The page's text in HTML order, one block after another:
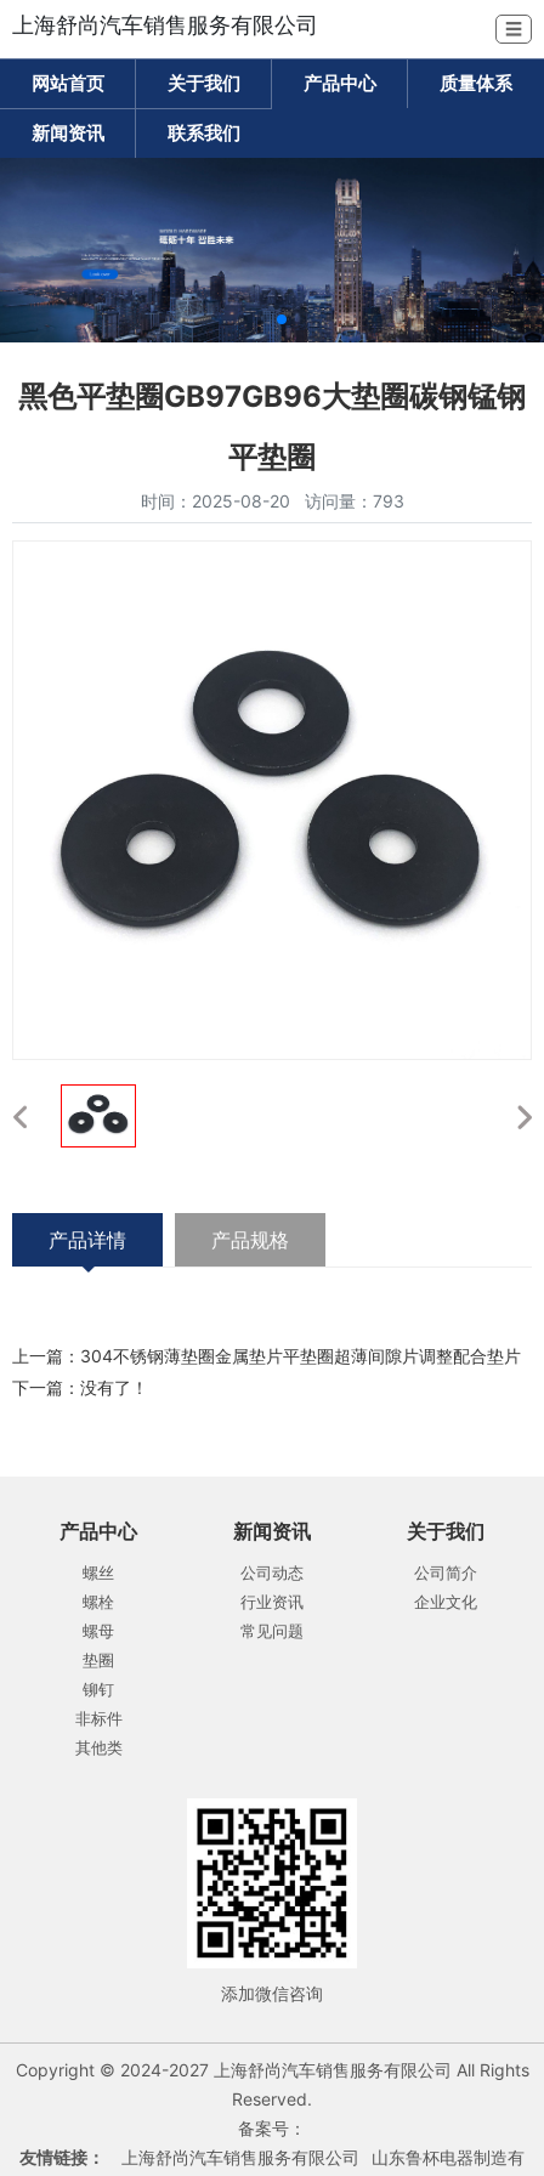
上海舒尚汽车销售服务有限公司 ☰
网站首页 关于我们 产品中心 质量体系
新闻资讯 联系我们
黑色平垫圈GB97GB96大垫圈碳钢锰钢
平垫圈
时间：2025-08-20 访问量：793
产品详情 产品规格
上一篇： 304不锈钢薄垫圈金属垫片平垫圈超薄间隙片调整配合垫片
下一篇：没有了！
产品中心
螺丝
螺栓
螺母
垫圈
铆钉
非标件
其他类
新闻资讯
公司动态
行业资讯
常见问题
关于我们
公司简介
企业文化
添加微信咨询
Copyright © 2024-2027 上海舒尚汽车销售服务有限公司 All Rights
Reserved.
备案号：
友情链接：
上海舒尚汽车销售服务有限公司
山东鲁杯电器制造有